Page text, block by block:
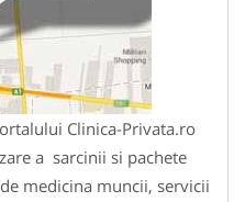
Clinica-Privata.ro
a sarcinii si pachete
medicina muncii, servicii